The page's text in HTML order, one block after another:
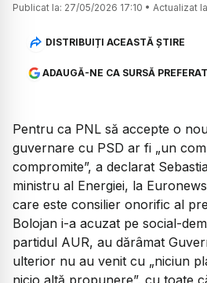
Publicat la: 27/05/2026 17:10 • Actualizat
DISTRIBUIȚI ACEASTĂ ȘTIRE
ADAUGĂ-NE CA SURSĂ
Pentru ca PNL să accepte o
guvernare cu PSD ar fi „un
compromite”, a declarat
ministru al Energiei, la
care este consilier onorific al
Bolojan i-a acuzat pe social-
partidul AUR, au dărâmat
ulterior nu au venit cu „niciun